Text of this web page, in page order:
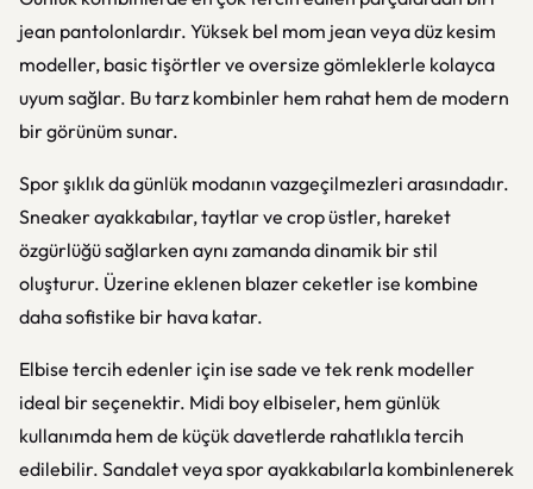
jean pantolonlardır. Yüksek bel mom jean veya düz kesim
modeller, basic tişörtler ve oversize gömleklerle kolayca
uyum sağlar. Bu tarz kombinler hem rahat hem de modern
bir görünüm sunar.
Spor şıklık da günlük modanın vazgeçilmezleri arasındadır.
Sneaker ayakkabılar, taytlar ve crop üstler, hareket
özgürlüğü sağlarken aynı zamanda dinamik bir stil
oluşturur. Üzerine eklenen blazer ceketler ise kombine
daha sofistike bir hava katar.
Elbise tercih edenler için ise sade ve tek renk modeller
ideal bir seçenektir. Midi boy elbiseler, hem günlük
kullanımda hem de küçük davetlerde rahatlıkla tercih
edilebilir. Sandalet veya spor ayakkabılarla kombinlenerek